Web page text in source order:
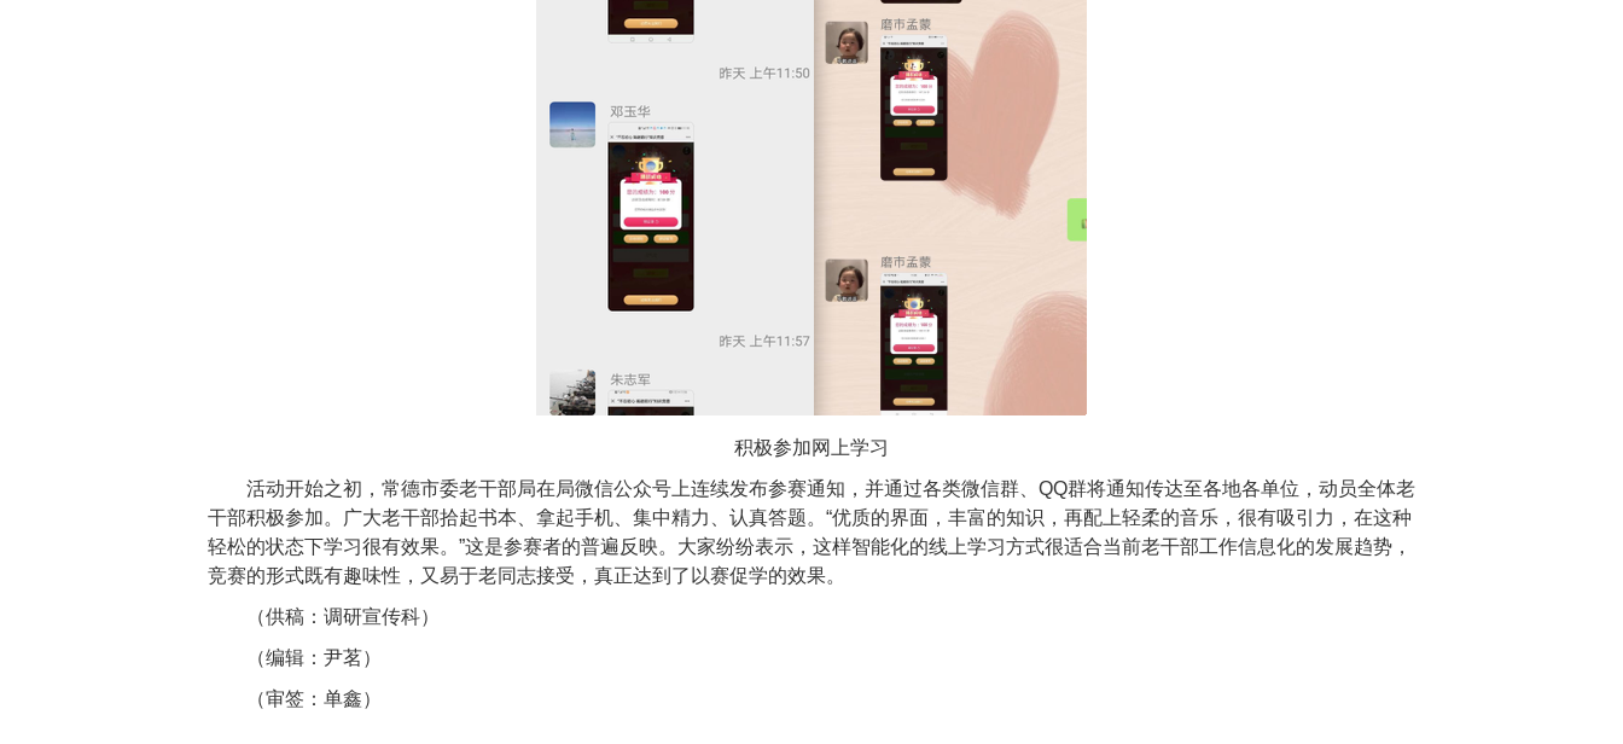
积极参加网上学习
活动开始之初，常德市委老干部局在局微信公众号上连续发布参赛通知，并通过各类微信群、QQ群将通知传达至各地各单位，动员全体老
干部积极参加。广大老干部拾起书本、拿起手机、集中精力、认真答题。“优质的界面，丰富的知识，再配上轻柔的音乐，很有吸引力，在这种
轻松的状态下学习很有效果。”这是参赛者的普遍反映。大家纷纷表示，这样智能化的线上学习方式很适合当前老干部工作信息化的发展趋势，
竞赛的形式既有趣味性，又易于老同志接受，真正达到了以赛促学的效果。
（供稿：调研宣传科）
（编辑：尹茗）
（审签：单鑫）